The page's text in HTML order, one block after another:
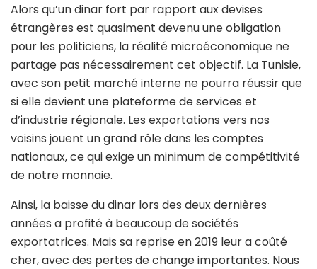
Alors qu’un dinar fort par rapport aux devises
étrangères est quasiment devenu une obligation
pour les politiciens, la réalité microéconomique ne
partage pas nécessairement cet objectif. La Tunisie,
avec son petit marché interne ne pourra réussir que
si elle devient une plateforme de services et
d’industrie régionale. Les exportations vers nos
voisins jouent un grand rôle dans les comptes
nationaux, ce qui exige un minimum de compétitivité
de notre monnaie.
Ainsi, la baisse du dinar lors des deux dernières
années a profité à beaucoup de sociétés
exportatrices. Mais sa reprise en 2019 leur a coûté
cher, avec des pertes de change importantes. Nous